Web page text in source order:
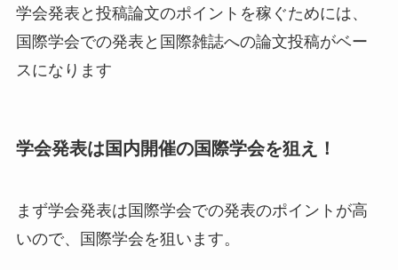
学会発表と投稿論文のポイントを稼ぐためには、
国際学会での発表と国際雑誌への論文投稿がベー
スになります
学会発表は国内開催の国際学会を狙え！
まず学会発表は国際学会での発表のポイントが高
いので、国際学会を狙います。